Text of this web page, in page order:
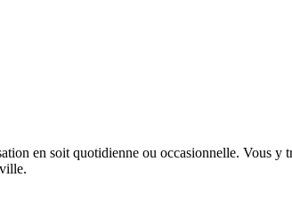
en soit quotidienne ou occasionnelle. Vous y